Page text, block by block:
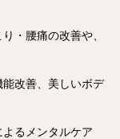
り・腰痛の改善や、
能改善、美しいボデ
よるメンタルケア